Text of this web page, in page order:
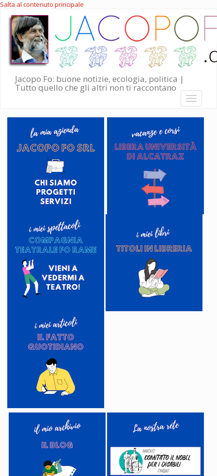
Salta al contenuto principale
Jacopo Fo: buone notizie, ecologia, politica |
Tutto quello che gli altri non ti raccontano
Toggle